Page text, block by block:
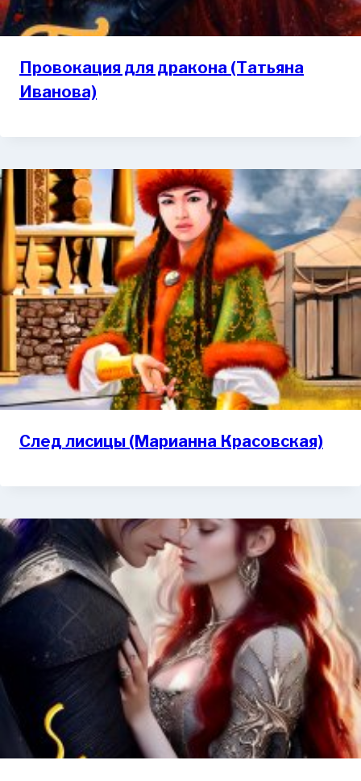
Провокация для дракона (Татьяна
Иванова)
След лисицы (Марианна Красовская)